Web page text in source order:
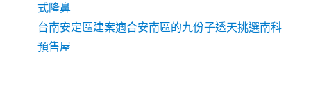
式隆鼻
台南安定區建案適合安南區的九份子透天挑選南科
預售屋